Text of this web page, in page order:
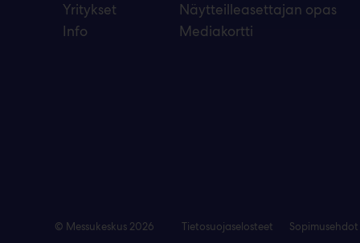
Yritykset
Info
Näytteilleasettajan opas
Mediakortti
© Messukeskus 2026 Tietosuojaselosteet Sopimusehdot